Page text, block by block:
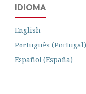
IDIOMA
English
Português (Portugal)
Español (España)